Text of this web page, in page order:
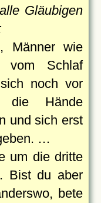
Gläubigen
Männer wie
vom Schlaf
noch vor
die Hände
und sich erst
…
um die dritte
Bist du aber
bete